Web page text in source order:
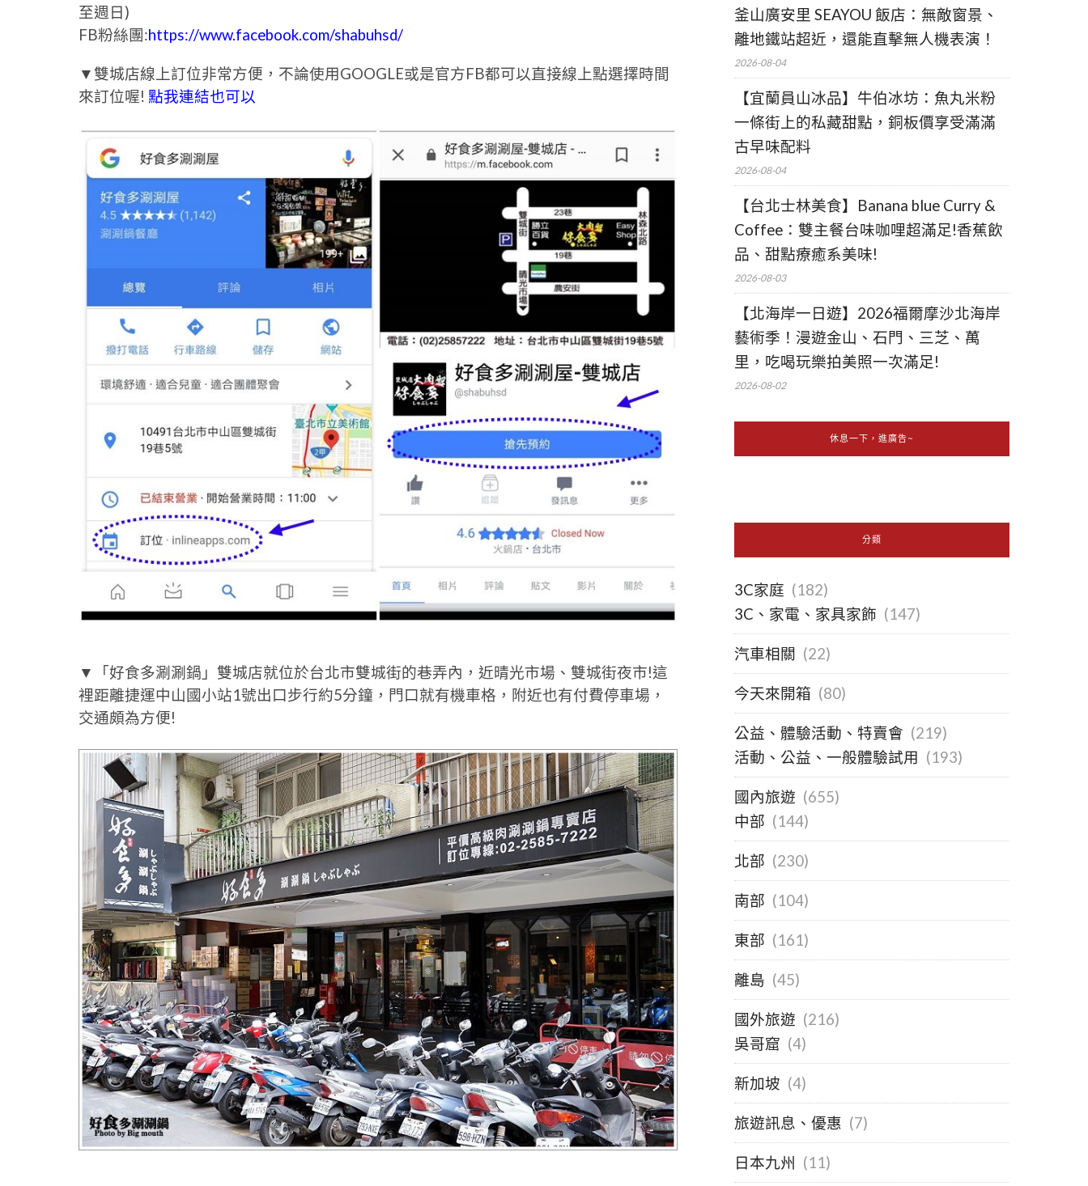
至週日)
FB粉絲團:https://www.facebook.com/shabuhsd/
▼雙城店線上訂位非常方便，不論使用GOOGLE或是官方FB都可以直接線上點選擇時間
來訂位喔! 點我連結也可以
▼「好食多涮涮鍋」雙城店就位於台北市雙城街的巷弄內，近晴光市場、雙城街夜市!這
裡距離捷運中山國小站1號出口步行約5分鐘，門口就有機車格，附近也有付費停車場，
交通頗為方便!
釜山廣安里 SEAYOU 飯店：無敵窗景、
離地鐵站超近，還能直擊無人機表演！
2026-08-04
【宜蘭員山冰品】牛伯冰坊：魚丸米粉
一條街上的私藏甜點，銅板價享受滿滿
古早味配料
2026-08-04
【台北士林美食】Banana blue Curry &
Coffee：雙主餐台味咖哩超滿足!香蕉飲
品、甜點療癒系美味!
2026-08-03
【北海岸一日遊】2026福爾摩沙北海岸
藝術季！漫遊金山、石門、三芝、萬
里，吃喝玩樂拍美照一次滿足!
2026-08-02
休息一下，進廣告~
分類
3C家庭 (182)
3C、家電、家具家飾 (147)
汽車相關 (22)
今天來開箱 (80)
公益、體驗活動、特賣會 (219)
活動、公益、一般體驗試用 (193)
國內旅遊 (655)
中部 (144)
北部 (230)
南部 (104)
東部 (161)
離島 (45)
國外旅遊 (216)
吳哥窟 (4)
新加坡 (4)
旅遊訊息、優惠 (7)
日本九州 (11)